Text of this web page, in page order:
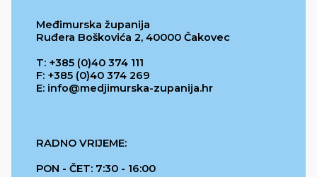
Međimurska županija
Ruđera Boškovića 2, 40000 Čakovec
T: +385 (0)40 374 111
F: +385 (0)40 374 269
E: info@medjimurska-zupanija.hr
RADNO VRIJEME:
PON - ČET: 7:30 - 16:00